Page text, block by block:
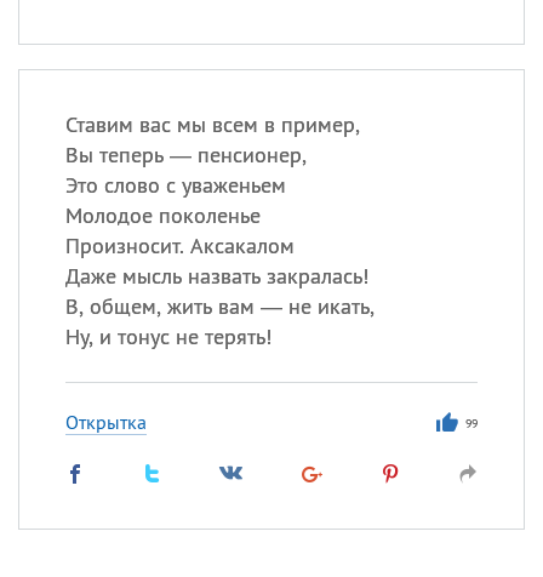
Ставим вас мы всем в пример,
Вы теперь — пенсионер,
Это слово с уваженьем
Молодое поколенье
Произносит. Аксакалом
Даже мысль назвать закралась!
В, общем, жить вам — не икать,
Ну, и тонус не терять!
Открытка 99